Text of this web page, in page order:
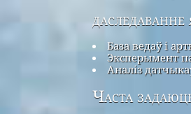
даследаванне
База ведаў і
Эксперымент
Аналіз
Часта